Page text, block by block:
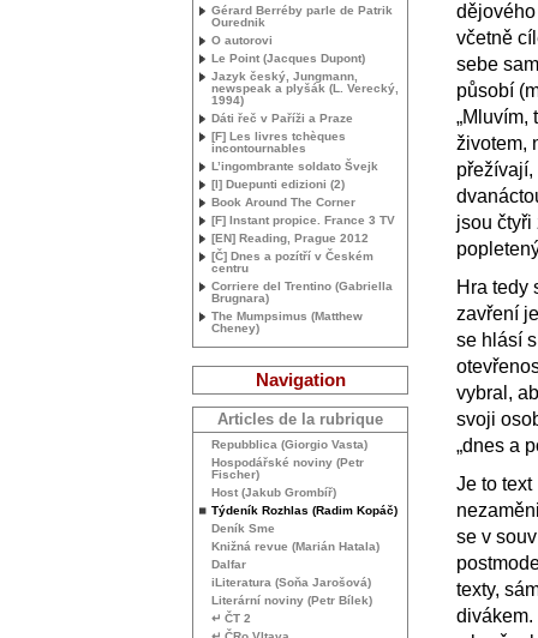
včetně
sebe
působí
„Mluvím,
životem,
přežívají,
jsou
Hra tedy
zavření
se hlásí
vybral,
svoji
„dnes a
Je to
se v
texty,
divákem.
Gérard Berréby parle de Patrik
Ourednik
O autorovi
Le Point (Jacques Dupont)
Jazyk český, Jungmann,
newspeak a plyšák (L. Verecký,
1994)
Dáti řeč v Paříži a Praze
[F] Les livres tchèques
incontournables
L’ingombrante soldato Švejk
[I] Duepunti edizioni (2)
Book Around The Corner
[F] Instant propice. France 3 TV
[EN] Reading, Prague 2012
[Č] Dnes a pozítří v Českém
centru
Corriere del Trentino (Gabriella
Brugnara)
The Mumpsimus (Matthew
Cheney)
Navigation
Articles de la rubrique
Repubblica (Giorgio Vasta)
Hospodářské noviny (Petr
Fischer)
Host (Jakub Grombíř)
Týdeník Rozhlas (Radim Kopáč)
Deník Sme
Knižná revue (Marián Hatala)
Dalfar
iLiteratura (Soňa Jarošová)
Literární noviny (Petr Bílek)
↵ ČT 2